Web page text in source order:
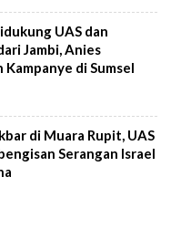
UAS dan
Jambi, Anies
Kampanye di Sumsel
di Muara Rupit, UAS
Serangan Israel